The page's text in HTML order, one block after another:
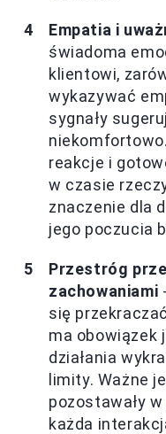
Empatia i
świadoma
klientowi,
wykazywać
sygnały
reakcje i
w czasie
znaczenie dla
jego poczucia
Przestróg
zachowaniami
się
ma obowiązek
działania
limity. Ważne
pozostawały
każda